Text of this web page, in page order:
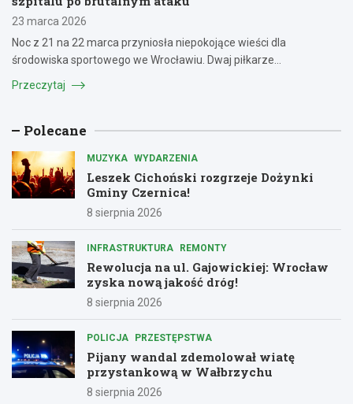
23 marca 2026
Noc z 21 na 22 marca przyniosła niepokojące wieści dla
środowiska sportowego we Wrocławiu. Dwaj piłkarze…
Przeczytaj
Polecane
MUZYKA WYDARZENIA
Leszek Cichoński rozgrzeje Dożynki
Gminy Czernica!
8 sierpnia 2026
INFRASTRUKTURA REMONTY
Rewolucja na ul. Gajowickiej: Wrocław
zyska nową jakość dróg!
8 sierpnia 2026
POLICJA PRZESTĘPSTWA
Pijany wandal zdemolował wiatę
przystankową w Wałbrzychu
8 sierpnia 2026